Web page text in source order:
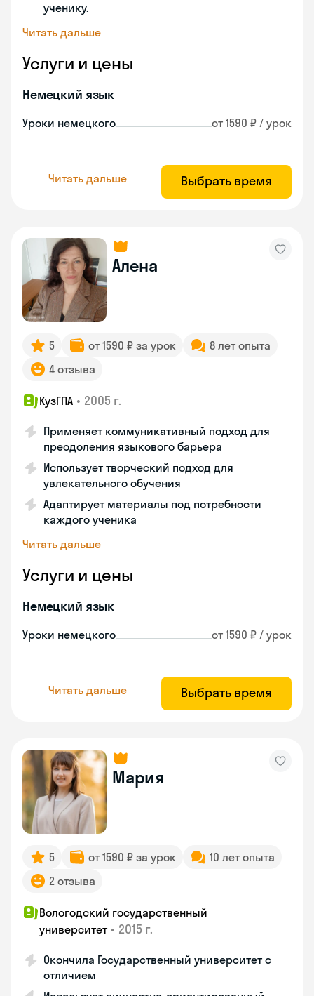
ученику.
Читать дальше
Услуги и цены
Немецкий язык
Уроки немецкого от 1590 ₽ / урок
Читать дальше Выбрать время
Алена
5 от 1590 ₽ за урок
8 лет опыта
4 отзыва
КузГПА • 2005 г.
Применяет коммуникативный подход для
преодоления языкового барьера
Использует творческий подход для
увлекательного обучения
Адаптирует материалы под потребности
каждого ученика
Читать дальше
Услуги и цены
Немецкий язык
Уроки немецкого от 1590 ₽ / урок
Читать дальше Выбрать время
Мария
5 от 1590 ₽ за урок
10 лет опыта
2 отзыва
Вологодский государственный
университет • 2015 г.
Окончила Государственный университет с
отличием